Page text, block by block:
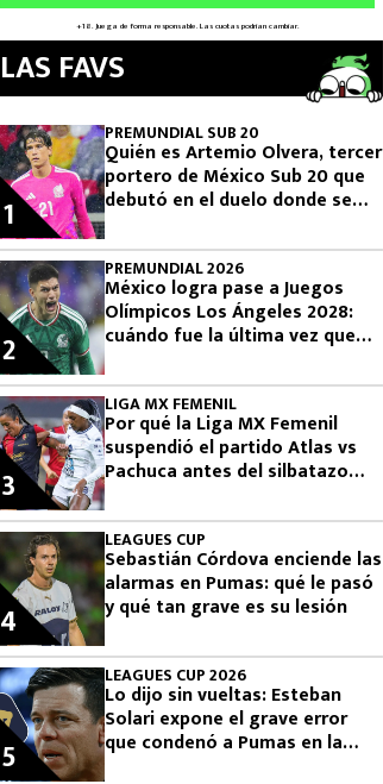
LAS FAVS
PREMUNDIAL SUB 20
Quién es Artemio Olvera, tercer
portero de México Sub 20 que
debutó en el duelo donde se
1
PREMUNDIAL 2026
México logra pase a Juegos
Olímpicos Los Ángeles 2028:
cuándo fue la última vez que
2
LIGA MX FEMENIL
Por qué la Liga MX Femenil
suspendió el partido Atlas vs
Pachuca antes del silbatazo
3
LEAGUES CUP
Sebastián Córdova enciende las
alarmas en Pumas: qué le pasó
y qué tan grave es su lesión
4
LEAGUES CUP 2026
Lo dijo sin vueltas: Esteban
Solari expone el grave error
que condenó a Pumas en la
5